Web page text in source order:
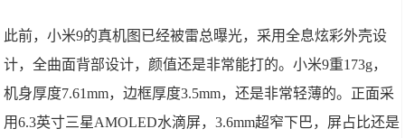
此前，小米9的真机图已经被雷总曝光，采用全息炫彩外壳设
计，全曲面背部设计，颜值还是非常能打的。小米9重173g，
机身厚度7.61mm，边框厚度3.5mm，还是非常轻薄的。正面采
用6.3英寸三星AMOLED水滴屏，3.6mm超窄下巴，屏占比还是